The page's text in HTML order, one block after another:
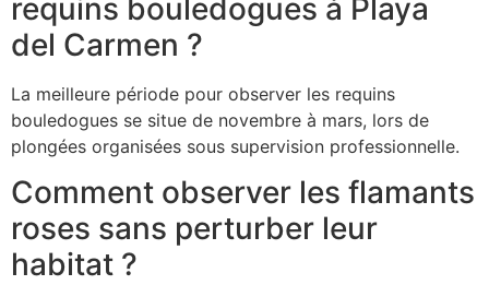
requins bouledogues à Playa
del Carmen ?
La meilleure période pour observer les requins
bouledogues se situe de novembre à mars, lors de
plongées organisées sous supervision professionnelle.
Comment observer les flamants
roses sans perturber leur
habitat ?